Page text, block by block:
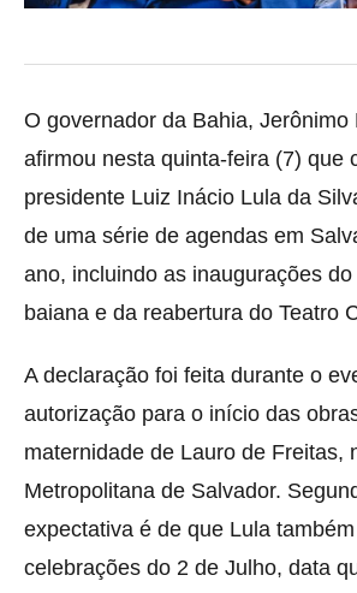
O governador da Bahia, Jerônimo
afirmou nesta quinta-feira (7) que
presidente Luiz Inácio Lula da
de uma série de agendas em
ano, incluindo as inaugurações do
baiana e da reabertura do Teatro
A declaração foi feita durante o
autorização para o início das
maternidade de Lauro de Freitas,
Metropolitana de Salvador.
expectativa é de que Lula
celebrações do 2 de Julho, data